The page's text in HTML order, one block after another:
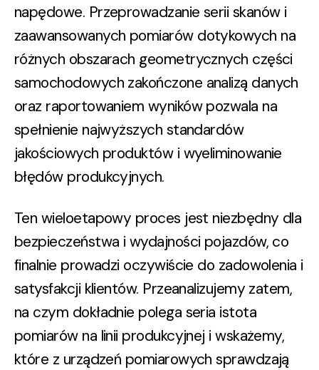
napędowe. Przeprowadzanie serii skanów i
zaawansowanych pomiarów dotykowych na
różnych obszarach geometrycznych części
samochodowych zakończone analizą danych
oraz raportowaniem wyników pozwala na
spełnienie najwyższych standardów
jakościowych produktów i wyeliminowanie
błędów produkcyjnych.
Ten wieloetapowy proces jest niezbędny dla
bezpieczeństwa i wydajności pojazdów, co
finalnie prowadzi oczywiście do zadowolenia i
satysfakcji klientów. Przeanalizujemy zatem,
na czym dokładnie polega seria istota
pomiarów na linii produkcyjnej i wskażemy,
które z urządzeń pomiarowych sprawdzają